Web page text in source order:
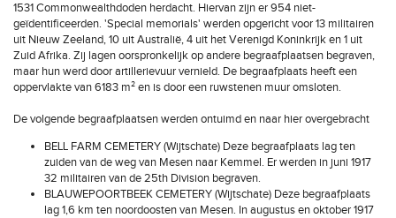
1531 Commonwealthdoden herdacht. Hiervan zijn er 954 niet-
geïdentificeerden. 'Special memorials' werden opgericht voor 13 militairen
uit Nieuw Zeeland, 10 uit Australië, 4 uit het Verenigd Koninkrijk en 1 uit
Zuid Afrika. Zij lagen oorspronkelijk op andere begraafplaatsen begraven,
maar hun werd door artillerievuur vernield. De begraafplaats heeft een
oppervlakte van 6183 m² en is door een ruwstenen muur omsloten.
De volgende begraafplaatsen werden ontuimd en naar hier overgebracht
BELL FARM CEMETERY (Wijtschate) Deze begraafplaats lag ten
zuiden van de weg van Mesen naar Kemmel. Er werden in juni 1917
32 militairen van de 25th Division begraven.
BLAUWEPOORTBEEK CEMETERY (Wijtschate) Deze begraafplaats
lag 1,6 km ten noordoosten van Mesen. In augustus en oktober 1917